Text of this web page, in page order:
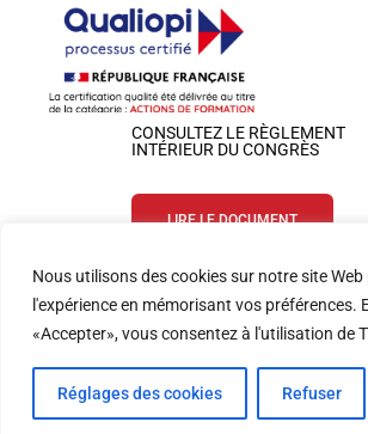
Nous utilisons des cookies sur notre site
l'expérience en mémorisant vos préférences.
«Accepter», vous consentez à l'utilisation de
Réglages des cookies Refuser
CONSULTEZ LE RÈGLEMENT
INTÉRIEUR DU CONGRÈS
LIRE LE DOCUMENT
SUIVEZ-NOUS SUR LES
Website by Colloquium | SFETD 2026 |